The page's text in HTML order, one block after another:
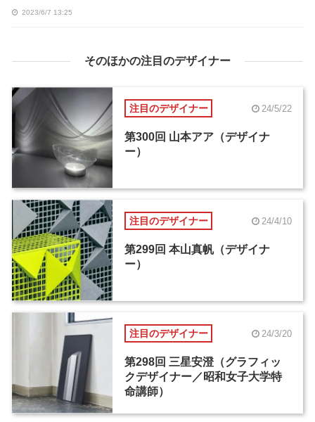
2023/6/7 13:25
そのほかの注目のデザイナー
注目のデザイナー 24/5/22
第300回 山本アア（デザイナ
ー）
注目のデザイナー 24/4/10
第299回 本山真帆（デザイナ
ー）
注目のデザイナー 24/3/20
第298回 三星安澄（グラフィッ
クデザイナー／昭和女子大学特
命講師）